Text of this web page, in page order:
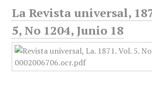
La Revista universal,
5, No 1204, Junio 18